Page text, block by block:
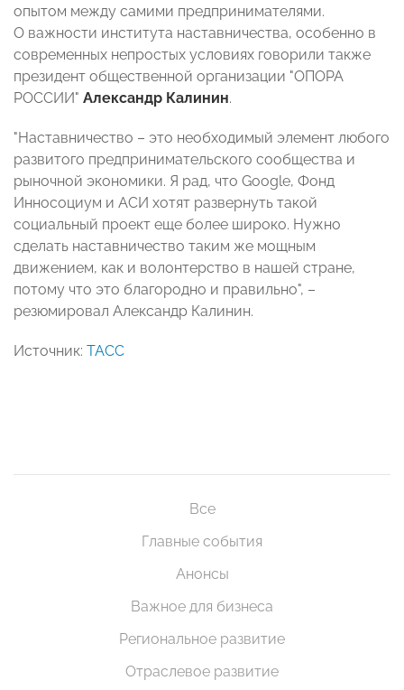
опытом между самими предпринимателями.
О важности института наставничества, особенно в
современных непростых условиях говорили также
президент общественной организации "ОПОРА
РОССИИ" Александр Калинин.
"Наставничество – это необходимый элемент любого
развитого предпринимательского сообщества и
рыночной экономики. Я рад, что Google, Фонд
Инносоциум и АСИ хотят развернуть такой
социальный проект еще более широко. Нужно
сделать наставничество таким же мощным
движением, как и волонтерство в нашей стране,
потому что это благородно и правильно", –
резюмировал Александр Калинин.
Источник: ТАСС
Все
Главные события
Анонсы
Важное для бизнеса
Региональное развитие
Отраслевое развитие